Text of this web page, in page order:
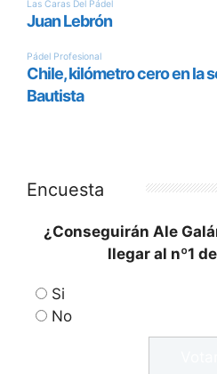
Encuesta
¿Conseguirán Ale
llegar al nº1
Si
No